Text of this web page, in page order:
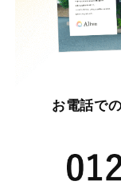
お電話で